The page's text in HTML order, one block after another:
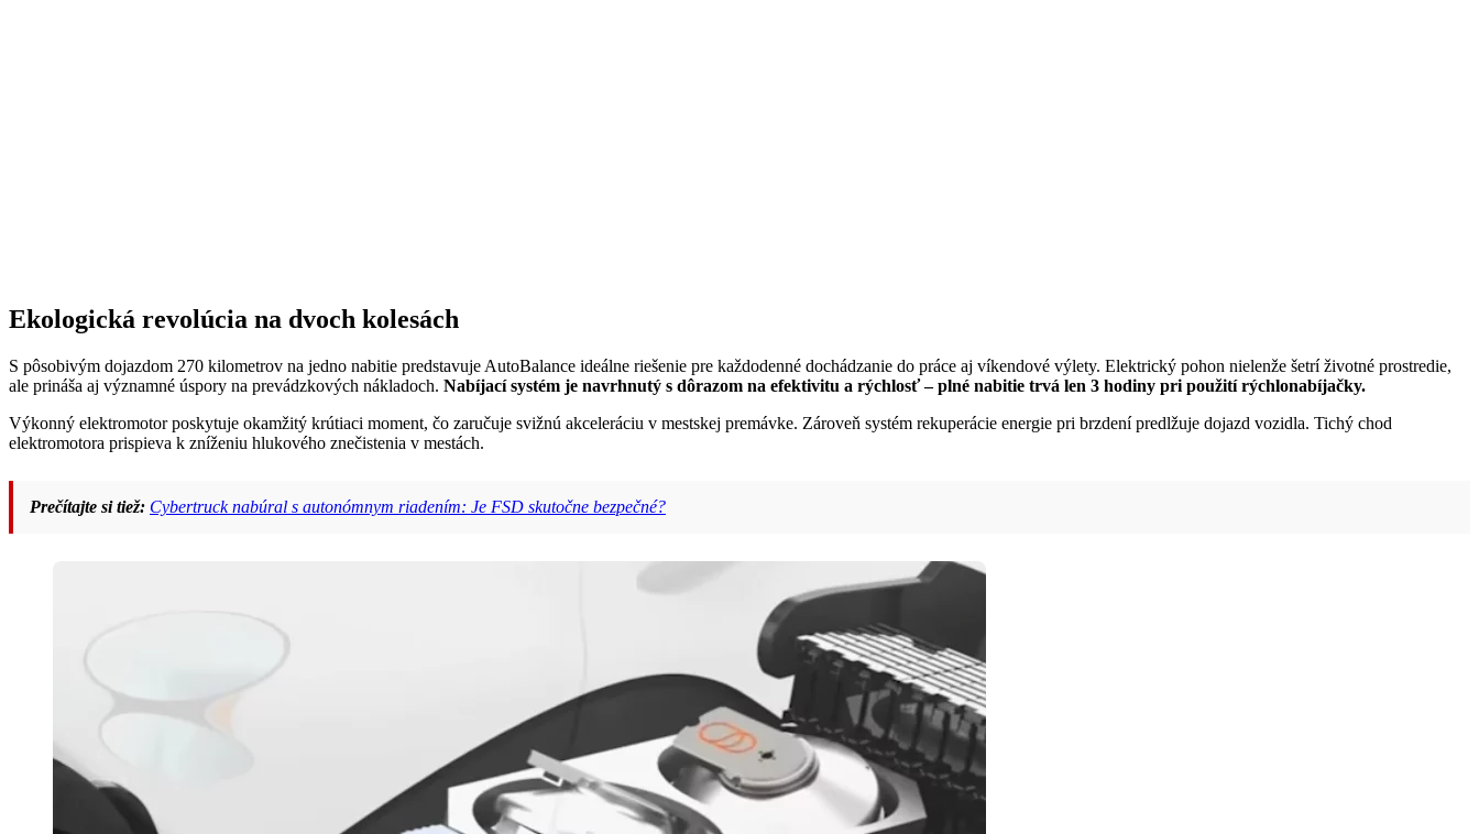
Ekologická revolúcia na dvoch kolesách
S pôsobivým dojazdom 270 kilometrov na jedno nabitie predstavuje AutoBalance ideálne riešenie pre každodenné dochádzanie do práce aj víkendové výlety. Elektrický pohon nielenže šetrí životné prostredie,
ale prináša aj významné úspory na prevádzkových nákladoch. Nabíjací systém je navrhnutý s dôrazom na efektivitu a rýchlosť – plné nabitie trvá len 3 hodiny pri použití rýchlonabíjačky.
Výkonný elektromotor poskytuje okamžitý krútiaci moment, čo zaručuje svižnú akceleráciu v mestskej premávke. Zároveň systém rekuperácie energie pri brzdení predlžuje dojazd vozidla. Tichý chod
elektromotora prispieva k zníženiu hlukového znečistenia v mestách.
Prečítajte si tiež: Cybertruck nabúral s autonómnym riadením: Je FSD skutočne bezpečné?